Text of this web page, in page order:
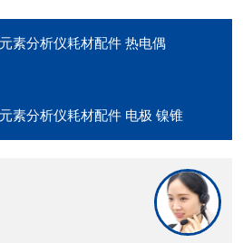
素分析仪耗材配件 热电偶
素分析仪耗材配件 电极 镍锥